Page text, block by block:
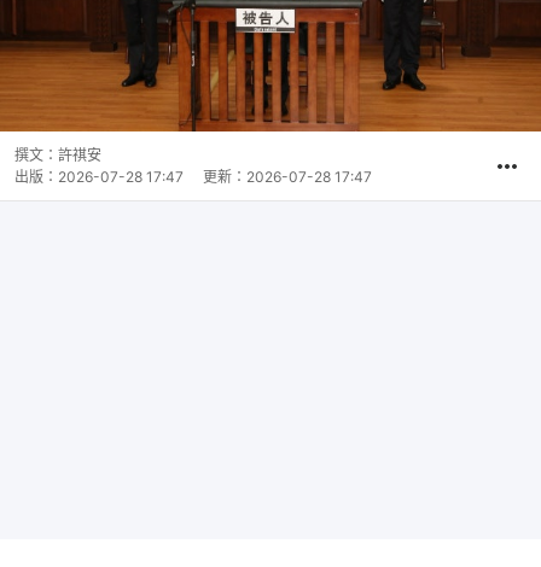
撰文： 許祺安
出版： 2026-07-28 17:47 更新： 2026-07-28 17:47